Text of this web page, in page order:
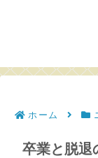
ホーム
卒業と脱退